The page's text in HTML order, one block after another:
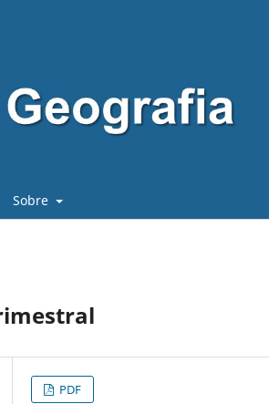
Sobre
PDF